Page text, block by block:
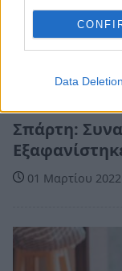
Data Deletion
Σπάρτη:
01 Μαρτίου 2022